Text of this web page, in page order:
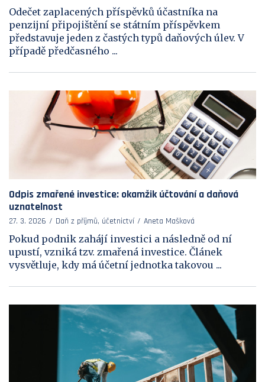
Odečet zaplacených příspěvků účastníka na
penzijní připojištění se státním příspěvkem
představuje jeden z častých typů daňových úlev. V
případě předčasného ...
Odpis zmařené investice: okamžik účtování a daňová
uznatelnost
27. 3. 2026 Daň z příjmů, účetnictví Aneta Mašková
Pokud podnik zahájí investici a následně od ní
upustí, vzniká tzv. zmařená investice. Článek
vysvětluje, kdy má účetní jednotka takovou ...